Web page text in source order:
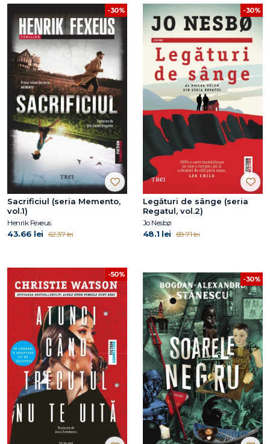
-30%
Sacrificiul (seria Memento,
vol.1)
Henrik Fexeus
43.66 lei 62.37 lei
-30%
Legături de sânge (seria
Regatul, vol.2)
Jo Nesbø
48.1 lei 68.71 lei
-50%
-30%